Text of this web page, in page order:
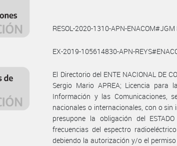
RESOL-2020-1310-APN-
EX-2019-105614830-APN-
El Directorio del ENTE NACIONAL DE
Sergio Mario APREA; Licencia para
Información y las Comunicaciones,
nacionales o internacionales, con o
presupone la obligación del
frecuencias del espectro
debiendo la autorización y/o el